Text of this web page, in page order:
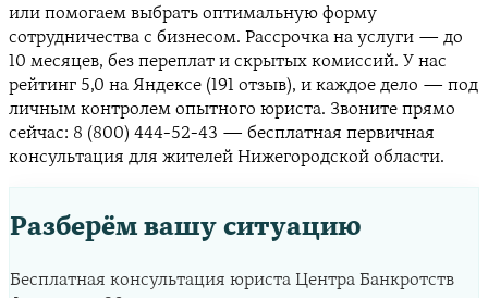
или помогаем выбрать оптимальную форму
сотрудничества с бизнесом. Рассрочка на услуги — до
10 месяцев, без переплат и скрытых комиссий. У нас
рейтинг 5,0 на Яндексе (191 отзыв), и каждое дело — под
личным контролем опытного юриста. Звоните прямо
сейчас: 8 (800) 444-52-43 — бесплатная первичная
консультация для жителей Нижегородской области.
Разберём вашу ситуацию
Бесплатная консультация юриста Центра Банкротств